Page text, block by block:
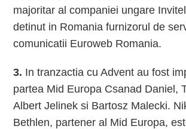
majoritar al companiei ungare
detinut in Romania furnizorul de
comunicatii Euroweb Romania.
3. In tranzactia cu Advent au fost
partea Mid Europa Csanad Daniel,
Albert Jelinek si Bartosz Malecki.
Bethlen, partener al Mid Europa,